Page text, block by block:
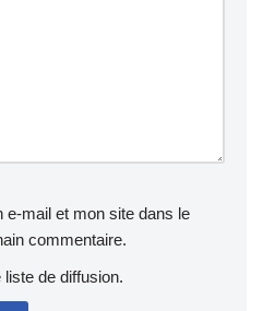
e-mail et mon site dans le
commentaire.
de diffusion.